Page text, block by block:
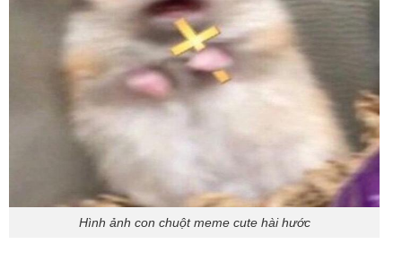
Hình ảnh con chuột meme cute hài hước